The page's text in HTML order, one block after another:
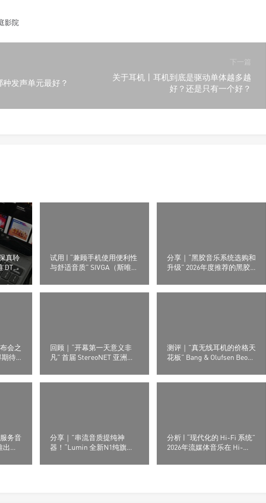
发声单元最好？
下一篇
关于耳机丨耳机到底是驱动单体越多越
好？还是只有一个好？
真聆
DT
试用 | “兼顾手机使用便利性
与舒适音质” SIVGA（斯唯
分享｜“黑胶音乐系统选购和
升级” 2026年度推荐的黑胶
会之
期待
回顾｜“开幕第一天意义非
凡” 首届 StereoNET 亚洲高
测评｜”真无线耳机的价格天
花板” Bang & Olufsen Beo
务音
了
分享｜”串流音质提纯神
器！“Lumin 全新N1纯旗舰
分析 | “现代化的 Hi-Fi 系统”
2026年流媒体音乐在 Hi-